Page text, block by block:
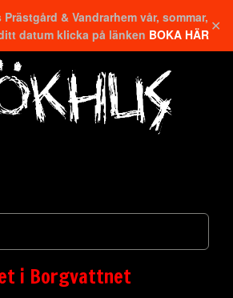
& Vandrarhem vår, sommar,
datum klicka på länken BOKA HÄR ✕
i Borgvattnet